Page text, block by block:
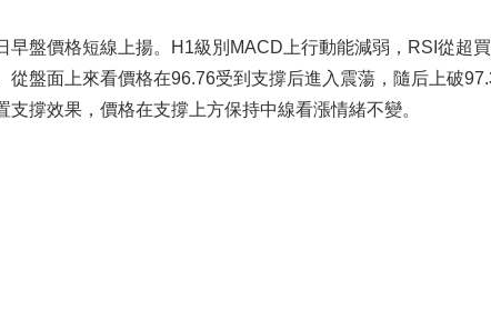
早盤價格短線上揚。H1級別MACD上行動能減弱，RSI從超
盤面上來看價格在96.76受到支撐后進入震蕩，隨后上破
撐效果，價格在支撐上方保持中線看漲情緒不變。